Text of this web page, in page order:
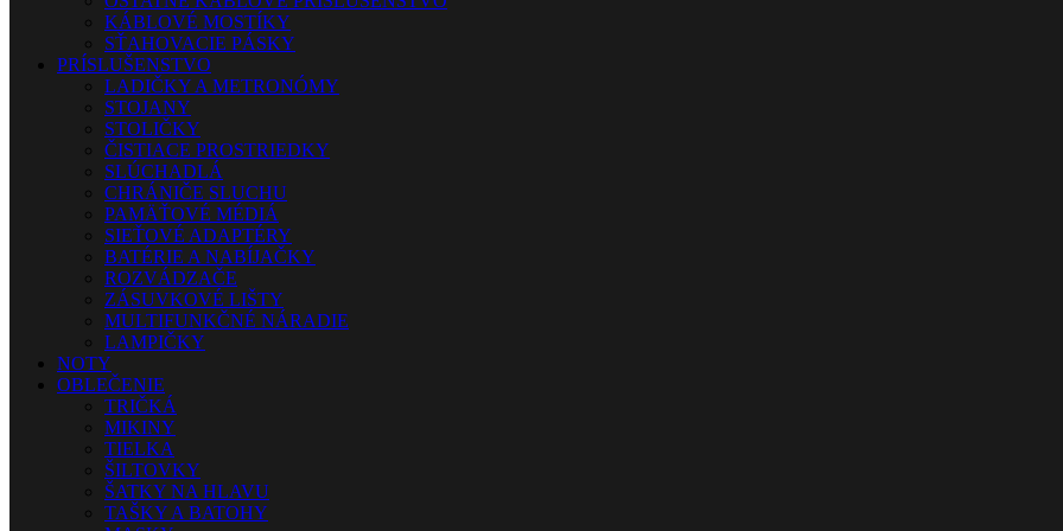
KÁBLOVÉ MOSTÍKY
SŤAHOVACIE PÁSKY
PRÍSLUŠENSTVO
LADIČKY A METRONÓMY
STOJANY
STOLIČKY
ČISTIACE PROSTRIEDKY
SLÚCHADLÁ
CHRÁNIČE SLUCHU
PAMÄŤOVÉ MÉDIÁ
SIEŤOVÉ ADAPTÉRY
BATÉRIE A NABÍJAČKY
ROZVÁDZAČE
ZÁSUVKOVÉ LIŠTY
MULTIFUNKČNÉ NÁRADIE
LAMPIČKY
NOTY
OBLEČENIE
TRIČKÁ
MIKINY
TIELKA
ŠILTOVKY
ŠATKY NA HLAVU
TAŠKY A BATOHY